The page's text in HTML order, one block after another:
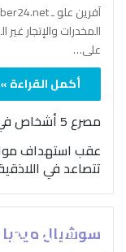
المخدرات والإتجار
على…
أكمل القراءة »
مصرع 5 أشخاص في سوريا بحوادث منفصلة خلال يوم واحد
عقب استهداف
تتصاعد في
سوشيال“الصحة